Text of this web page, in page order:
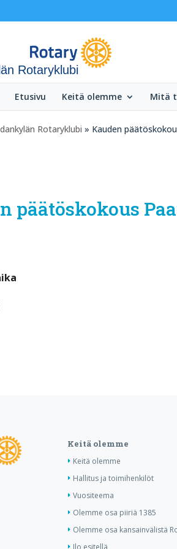
Rotaryklubi
Etusivu Keitä olemme Mitä
Rotaryklubi » Kauden
päätöskokous
Keitä olemme
Keitä olemme
Hallitus ja toimihenkilöt
Vuositeema
Olemme osa piiriä 1385
Olemme osa kansainvälistä
Ilo esitellä